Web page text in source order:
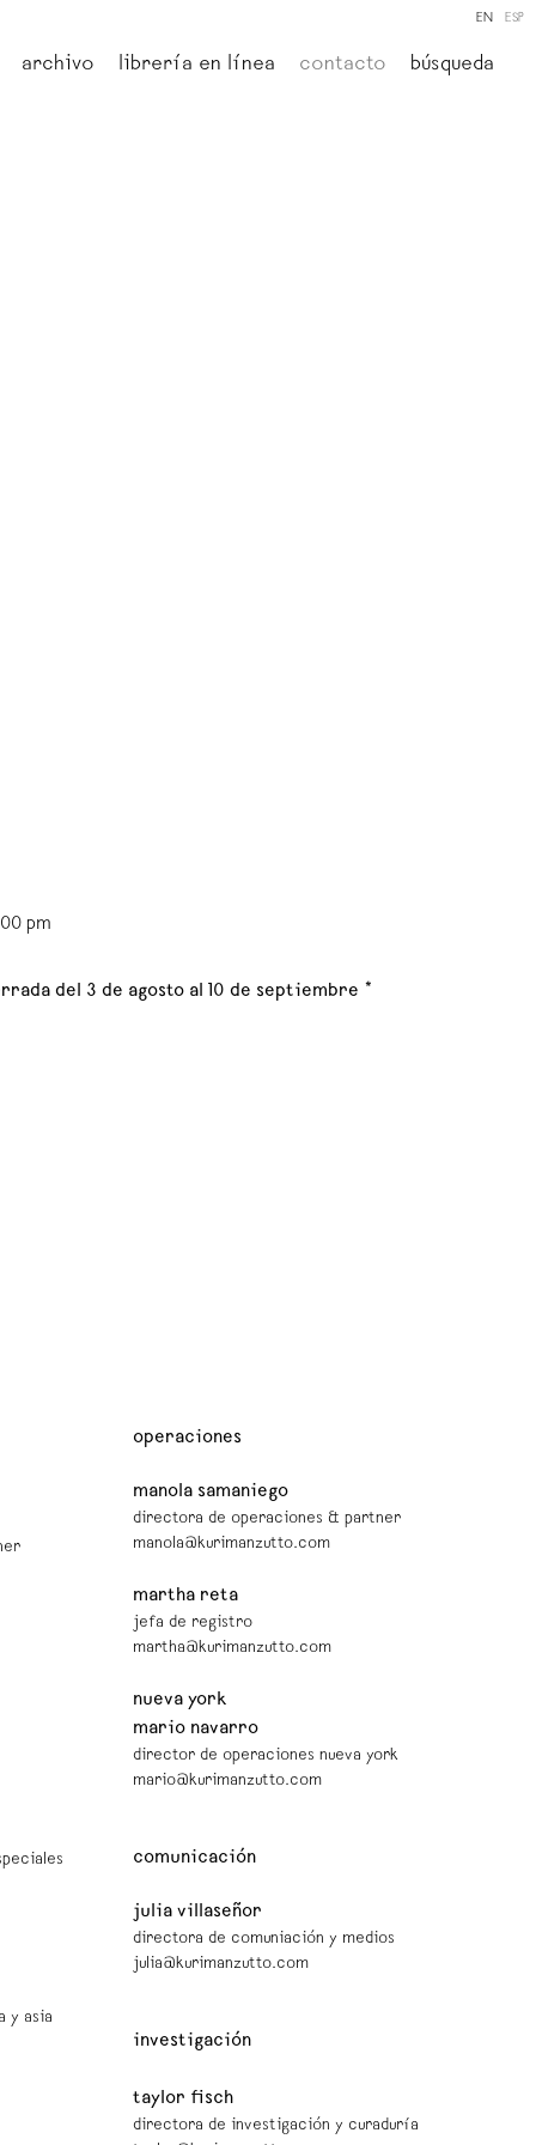
archivo librería en línea contacto búsqueda
EN ESP
pm
del 3 de agosto al 10 de septiembre *
y asia
operaciones
manola samaniego
directora de operaciones & partner
manola@kurimanzutto.com
martha reta
jefa de registro
martha@kurimanzutto.com
nueva york
mario navarro
director de operaciones nueva york
mario@kurimanzutto.com
comunicación
julia villaseñor
directora de comuniación y medios
julia@kurimanzutto.com
investigación
taylor fisch
directora de investigación y curaduría